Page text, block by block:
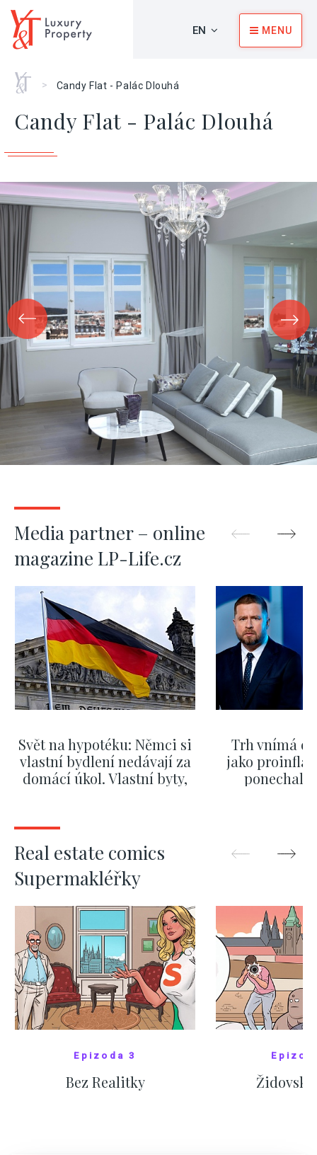
EN MENU
Home
> Candy Flat - Palác Dlouhá
Candy Flat - Palác Dlouhá
Media partner – online
magazine LP-Life.cz
Svět na hypotéku: Němci si
vlastní bydlení nedávají za
domácí úkol. Vlastní byty,
Trh vnímá
jako
ponechali
Real estate comics
Supermakléřky
Epizoda 3
Bez Realitky